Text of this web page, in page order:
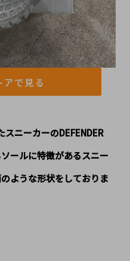
アで見る
ールに特徴があるスニー
ような形状をしておりま